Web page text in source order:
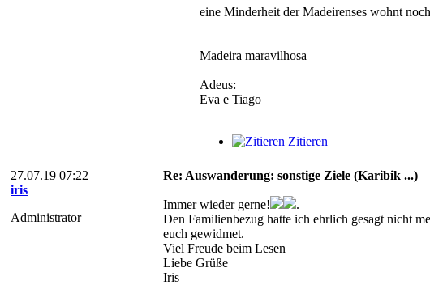
eine Minderheit der Madeirenses wohnt
Madeira maravilhosa
Adeus:
Eva e Tiago
Zitieren
27.07.19 07:22
iris
Administrator
Re: Auswanderung: sonstige Ziele (Karibik ...)
Immer wieder gerne!
.
Den Familienbezug hatte ich ehrlich gesagt nicht
euch gewidmet.
Viel Freude beim Lesen
Liebe Grüße
Iris